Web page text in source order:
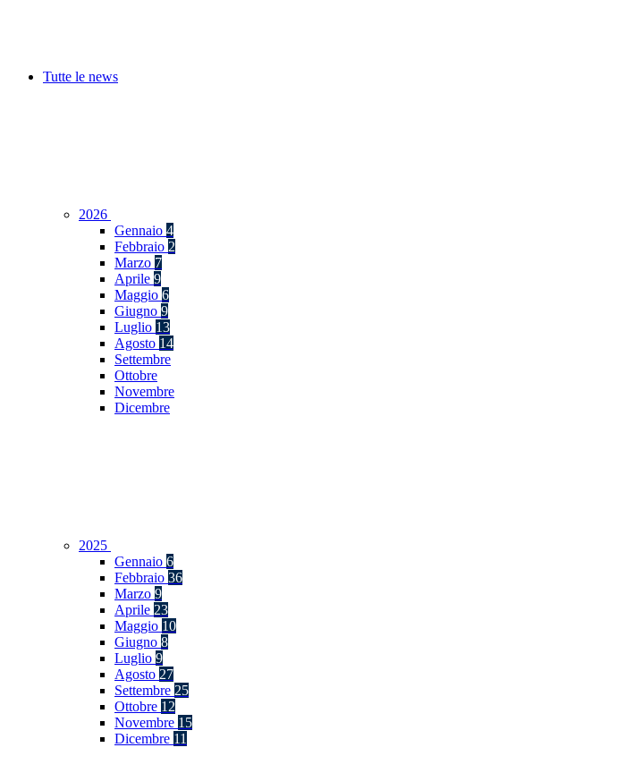
Tutte le news
2026
Gennaio 4
Febbraio 2
Marzo 7
Aprile 9
Maggio 6
Giugno 9
Luglio 13
Agosto 14
Settembre
Ottobre
Novembre
Dicembre
2025
Gennaio 6
Febbraio 36
Marzo 9
Aprile 23
Maggio 10
Giugno 8
Luglio 9
Agosto 27
Settembre 25
Ottobre 12
Novembre 15
Dicembre 11